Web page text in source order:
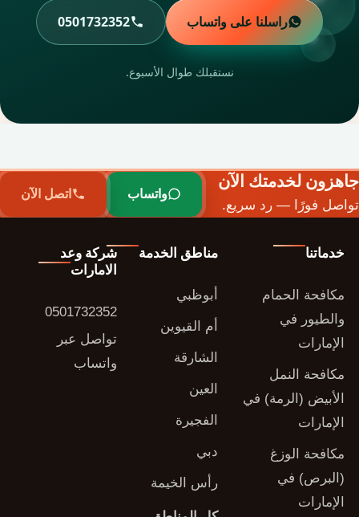
راسلنا على واتساب 0501732352
نستقبلك طوال الأسبوع.
جاهزون لخدمتك الآن
تواصل فورًا — رد سريع.
واتساب اتصل الآن
خدماتنا
مكافحة الحمام
والطيور في
الإمارات
مكافحة النمل
الأبيض (الرمة) في
الإمارات
مكافحة الوزغ
(البرص) في
الإمارات
مناطق الخدمة
أبوظبي
أم القيوين
الشارقة
العين
الفجيرة
دبي
رأس الخيمة
شركة وعد
الامارات
0501732352
تواصل عبر
واتساب